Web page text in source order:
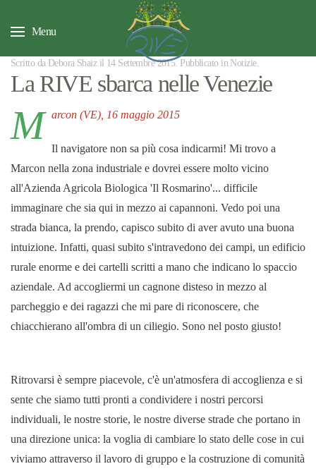
Menu
Scritto da Debora Sbaiz il 14 Settembre 2015. Pubblicato in Notizie.
La RIVE sbarca nelle Venezie
M arcon (VE), 16 maggio 2015
Il navigatore non sa più cosa indicarmi! Mi trovo a
Marcon nella zona industriale e dovrei essere molto vicino
all'Azienda Agricola Biologica 'Il Rosmarino'... difficile
immaginare che sia qui in mezzo ai capannoni. Vedo poi una
strada bianca, la prendo, capisco subito di aver avuto una buona
intuizione. Infatti, quasi subito s'intravedono dei campi, un edificio
rurale enorme e dei cartelli scritti a mano che indicano lo spaccio
aziendale. Ad accogliermi un cagnone disteso in mezzo al
parcheggio e dei ragazzi che mi pare di riconoscere, che
chiacchierano all'ombra di un ciliegio. Sono nel posto giusto!
Ritrovarsi è sempre piacevole, c'è un'atmosfera di accoglienza e si
sente che siamo tutti pronti a condividere i nostri percorsi
individuali, le nostre storie, le nostre diverse strade che portano in
una direzione unica: la voglia di cambiare lo stato delle cose in cui
viviamo attraverso il lavoro di gruppo e la costruzione di comunità